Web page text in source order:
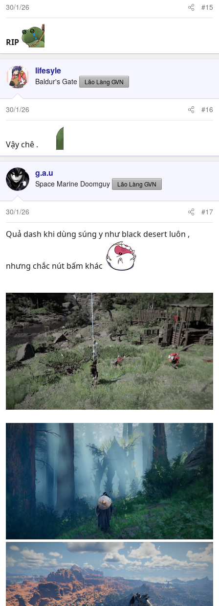
30/1/26 #15
RIP
lifesyle
Baldur's Gate Lão Làng GVN
30/1/26 #16
Vậy chê .
g.a.u
Space Marine Doomguy Lão Làng GVN
30/1/26 #17
Quả dash khi dùng súng y như black desert luôn ,
nhưng chắc nút bấm khác